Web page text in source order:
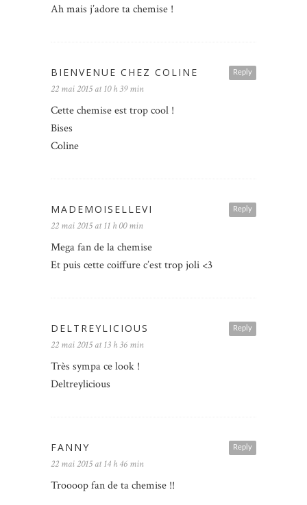
Ah mais j’adore ta chemise !
Reply
BIENVENUE CHEZ COLINE
22 mai 2015 at 10 h 39 min
Cette chemise est trop cool !
Bises
Coline
Reply
MADEMOISELLEVI
22 mai 2015 at 11 h 00 min
Mega fan de la chemise
Et puis cette coiffure c’est trop joli <3
Reply
DELTREYLICIOUS
22 mai 2015 at 13 h 36 min
Très sympa ce look !
Deltreylicious
Reply
FANNY
22 mai 2015 at 14 h 46 min
Troooop fan de ta chemise !!